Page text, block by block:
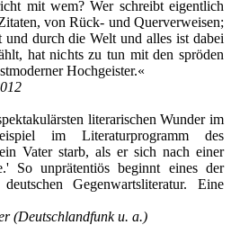
mit wem? Wer schreibt eigentlich
von Rück- und Querverweisen;
durch die Welt und alles ist dabei
hat nichts zu tun mit den spröden
Hochgeister.«
literarischen Wunder im
im Literaturprogramm des
Vater starb, als er sich nach einer
So unprätentiös beginnt eines der
Gegenwartsliteratur. Eine
(Deutschlandfunk u. a.)